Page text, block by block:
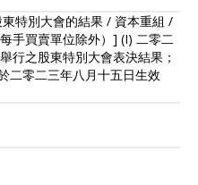
特別大會的結果 / 資本重組 /
手買賣單位除外）] (I) 二零二
行之股東特別大會表決結果；
二零二三年八月十五日生效